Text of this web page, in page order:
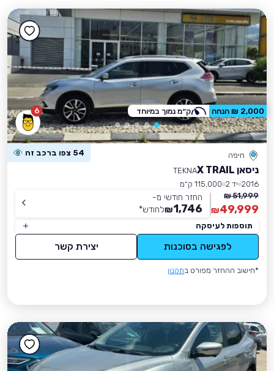
6
חיפה 54 צפו ברכב זה
ניסאן X TRAIL
TEKNA
2016 יד 2
115,000 ק״מ
51,999 ₪
49,999
₪
החזר חודשי מ-
1,746
₪לחודש*
תוספות לעיסקה
לפגישה בסוכנות יצירת קשר
*חישוב ההחזר מפורט בתקנון
2,000 ₪ הנחה ק״מ נמוך במיוחד